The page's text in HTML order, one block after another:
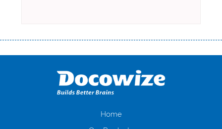
оформляти кредит в банку, значить Вам добре знайомі незручності
загальна тривалість процесу, втрата особистого часу і багато-багато
іншого. Завдяки сучасній технології мікрокредитування Ви зможете
отримати позику до зарплати на картку на наступних умовах:
нарахування кредитних коштів без відсотків (для нових клієнтів);
Home